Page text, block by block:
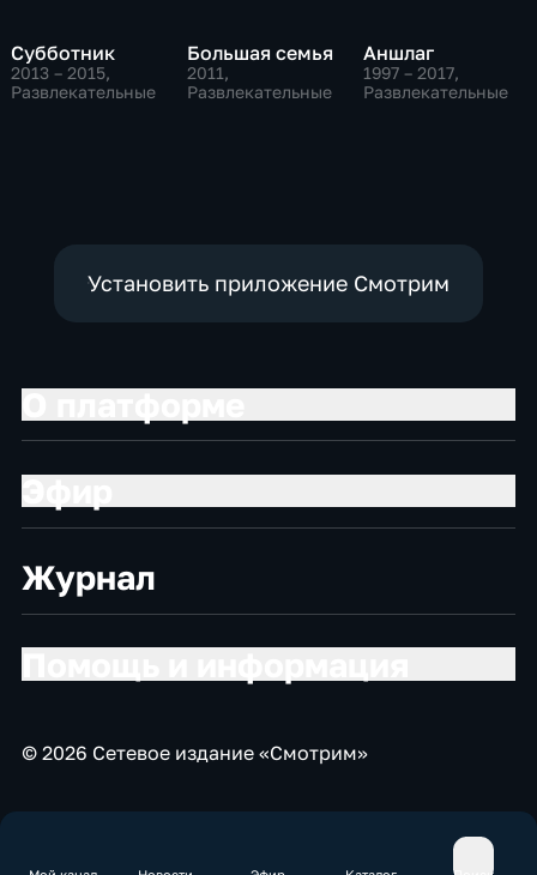
Субботник
2013 – 2015,
Развлекательные
Большая семья
2011,
Развлекательные
Аншлаг
1997 – 2017,
Развлекательные
Установить приложение Смотрим
Журнал
© 2026 Сетевое издание «Смотрим»